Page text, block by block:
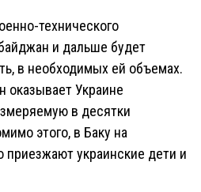
технического
и дальше будет
в необходимых ей объемах.
оказывает Украине
в десятки
этого, в Баку на
приезжают украинские дети и